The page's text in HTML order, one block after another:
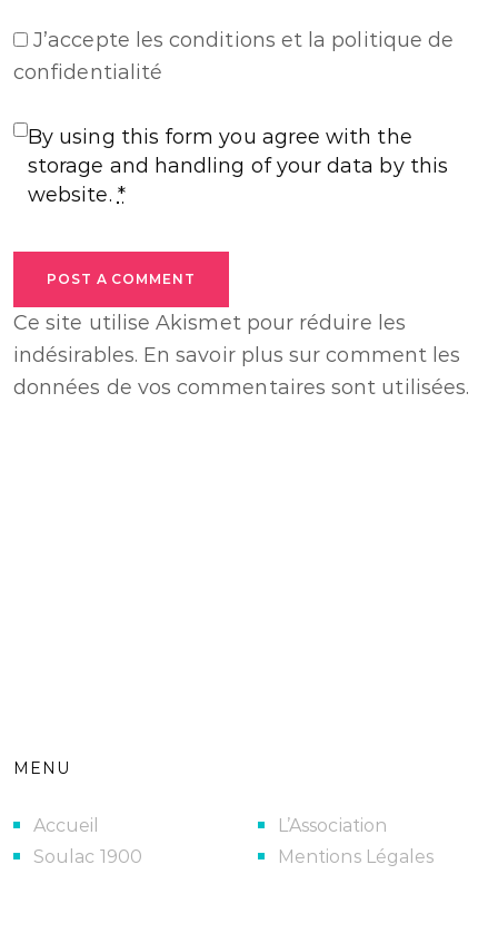
J’accepte les conditions et la politique de
confidentialité
By using this form you agree with the
storage and handling of your data by this
website. *
POST A COMMENT
Ce site utilise Akismet pour réduire les
indésirables. En savoir plus sur comment les
données de vos commentaires sont utilisées.
MENU
Accueil
Soulac 1900
L’Association
Mentions Légales